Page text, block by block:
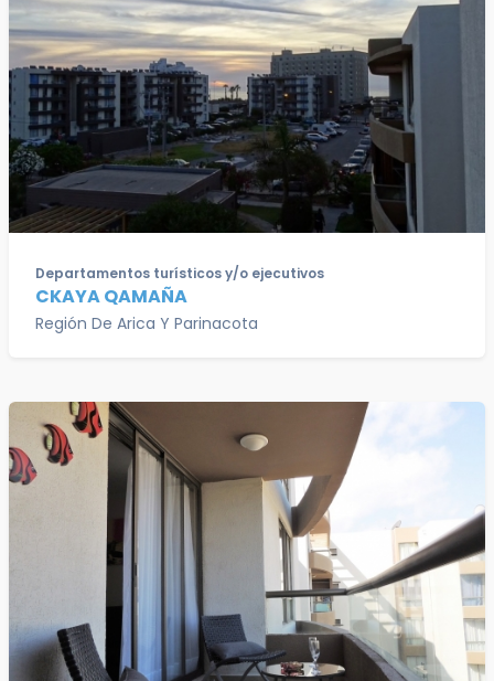
Departamentos turísticos y/o ejecutivos
CKAYA QAMAÑA
Región De Arica Y Parinacota